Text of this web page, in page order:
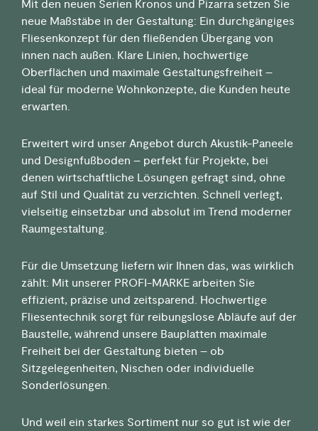
Mit den neuen Serien Kronos und Pizarra setzen Sie
neue Maßstäbe in der Gestaltung: Ein durchgängiges
Fliesenkonzept für den fließenden Übergang von
innen nach außen. Klare Linien, hochwertige
Oberflächen und maximale Gestaltungsfreiheit –
ideal für moderne Wohnkonzepte, die Kunden heute
erwarten.
Erweitert wird unser Angebot durch Akustik-Paneele
und Designfußboden – perfekt für Projekte, bei
denen wirtschaftliche Lösungen gefragt sind, ohne
auf Stil und Qualität zu verzichten. Schnell verlegt,
vielseitig einsetzbar und absolut im Trend moderner
Raumgestaltung.
Für die Umsetzung liefern wir Ihnen das, was wirklich
zählt: Mit unserer PROFI-MARKE arbeiten Sie
effizient, präzise und zeitsparend. Hochwertige
Fliesentechnik sorgt für reibungslose Abläufe auf der
Baustelle, während unsere Bauplatten maximale
Freiheit bei der Gestaltung bieten – ob
Sitzgelegenheiten, Nischen oder individuelle
Sonderlösungen.
Und weil ein starkes Sortiment nur so gut ist wie der